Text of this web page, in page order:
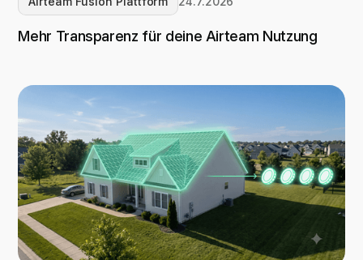
Mehr Transparenz für deine Airteam Nutzung